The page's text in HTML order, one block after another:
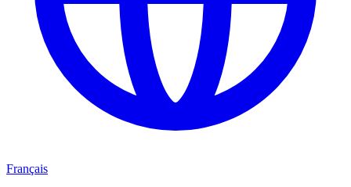
Français